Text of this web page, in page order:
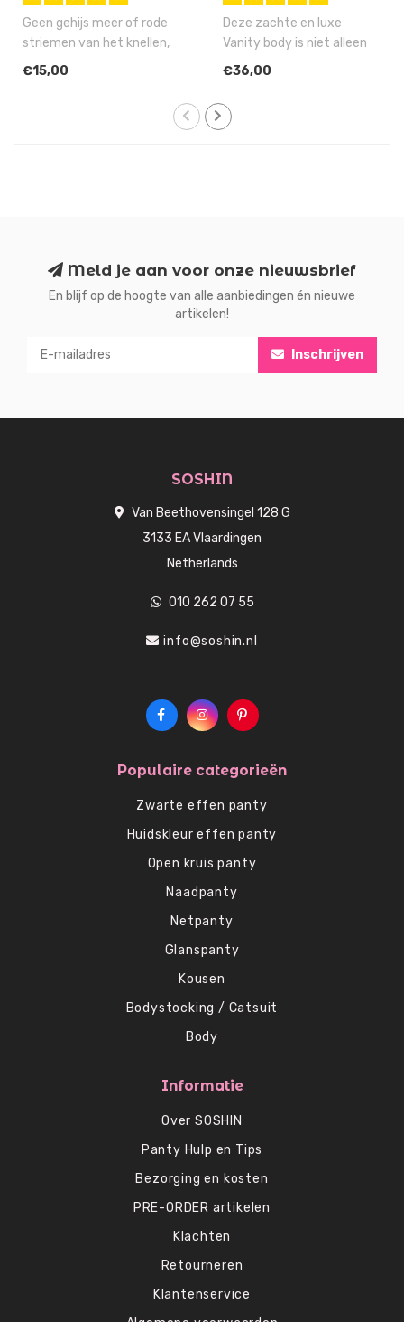
Geen gehijs meer of rode
striemen van het knellen,
maar gewoon 1 keer
€15,00
Deze zachte en luxe
Vanity body is niet alleen
een prachtige body met
€36,00
Meld je aan voor onze nieuwsbrief
En blijf op de hoogte van alle aanbiedingen én nieuwe
artikelen!
Inschrijven
SOSHIN
Van Beethovensingel 128 G
3133 EA Vlaardingen
Netherlands
010 262 07 55
info@soshin.nl
Populaire categorieën
Zwarte effen panty
Huidskleur effen panty
Open kruis panty
Naadpanty
Netpanty
Glanspanty
Kousen
Bodystocking / Catsuit
Body
Informatie
Over SOSHIN
Panty Hulp en Tips
Bezorging en kosten
PRE-ORDER artikelen
Klachten
Retourneren
Klantenservice